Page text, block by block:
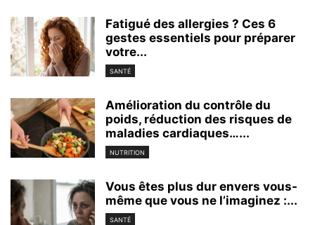
Fatigué des allergies ? Ces 6
gestes essentiels pour préparer
votre...
SANTÉ
Amélioration du contrôle du
poids, réduction des risques de
maladies cardiaques…...
NUTRITION
Vous êtes plus dur envers vous-
même que vous ne l’imaginez :...
SANTÉ